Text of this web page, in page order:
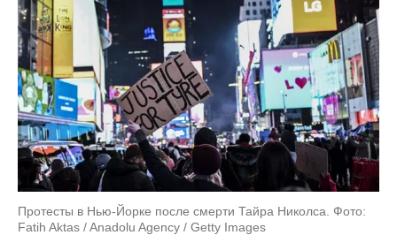
Протесты в Нью-Йорке после смерти Тайра Николса. Фото:
Fatih Aktas / Anadolu Agency / Getty Images